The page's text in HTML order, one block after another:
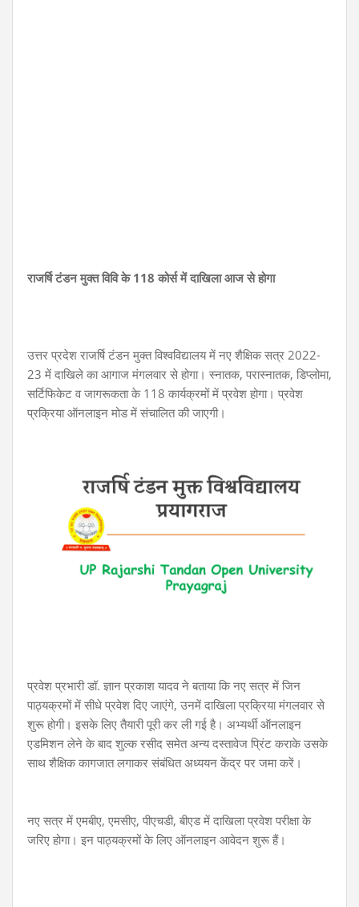
राजर्षि टंडन मुक्त विवि के 118 कोर्स में दाखिला आज से होगा
उत्तर प्रदेश राजर्षि टंडन मुक्त विश्वविद्यालय में नए शैक्षिक सत्र 2022-
23 में दाखिले का आगाज मंगलवार से होगा। स्नातक, परास्नातक, डिप्लोमा,
सर्टिफिकेट व जागरूकता के 118 कार्यक्रमों में प्रवेश होगा। प्रवेश
प्रक्रिया ऑनलाइन मोड में संचालित की जाएगी।
प्रवेश प्रभारी डॉ. ज्ञान प्रकाश यादव ने बताया कि नए सत्र में जिन
पाठ्यक्रमों में सीधे प्रवेश दिए जाएंगे, उनमें दाखिला प्रक्रिया मंगलवार से
शुरू होगी। इसके लिए तैयारी पूरी कर ली गई है। अभ्यर्थी ऑनलाइन
एडमिशन लेने के बाद शुल्क रसीद समेत अन्य दस्तावेज प्रिंट कराके उसके
साथ शैक्षिक कागजात लगाकर संबंधित अध्ययन केंद्र पर जमा करें।
नए सत्र में एमबीए, एमसीए, पीएचडी, बीएड में दाखिला प्रवेश परीक्षा के
जरिए होगा। इन पाठ्यक्रमों के लिए ऑनलाइन आवेदन शुरू हैं।